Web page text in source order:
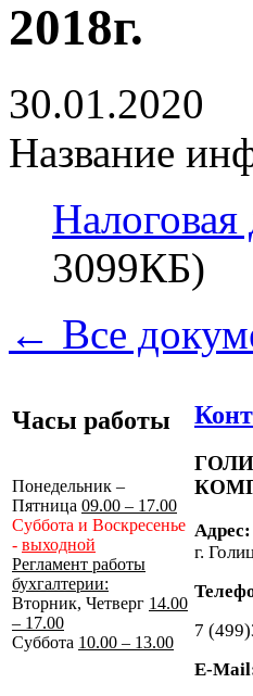
2018г.
30.01.2020
Название
3099КБ)
← Все
Часы работы
Понедельник –
Пятница 09.00 – 17.00
Суббота и Воскресенье
- выходной
Регламент работы
бухгалтерии:
Вторник, Четверг 14.00
– 17.00
Суббота 10.00 – 13.00
Адрес:
г.
7
E-